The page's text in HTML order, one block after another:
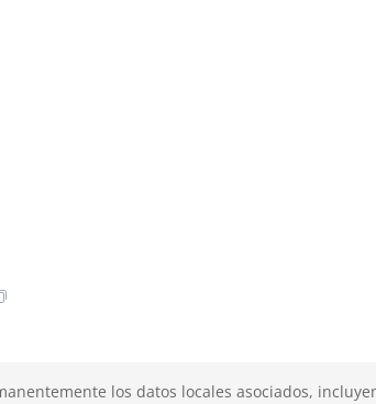
los datos locales asociados,